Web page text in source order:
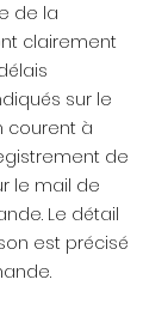
de la
clairement
sur le
courent à
de
le mail de
Le détail
est précisé